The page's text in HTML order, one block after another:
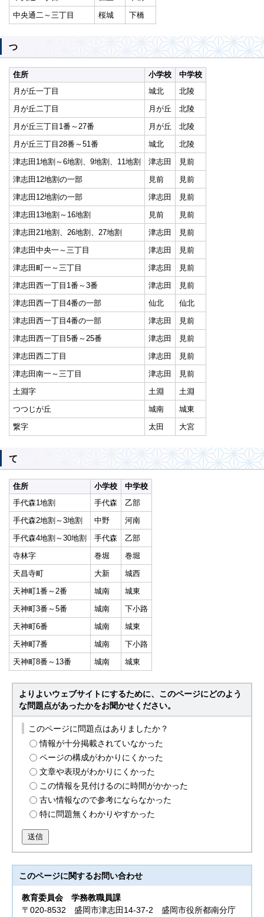
中央通二～三丁目
桜城 下橋
つ
住所 小学校
中学校
月が丘一丁目
城北
北陵
月が丘二丁目
月が丘
北陵
月が丘三丁目1番～27番
月が丘
北陵
月が丘三丁目28番～51番
城北
北陵
津志田1地割～6地割、9地割、11地割
津志田
見前
津志田12地割の一部
見前
見前
津志田12地割の一部
津志田
見前
津志田13地割～16地割
見前
見前
津志田21地割、26地割、27地割
津志田
見前
津志田中央一～三丁目
津志田
見前
津志田町一～三丁目
津志田
見前
津志田西一丁目1番～3番
津志田
見前
津志田西一丁目4番の一部
仙北
仙北
津志田西一丁目4番の一部
津志田
見前
津志田西一丁目5番～25番
津志田
見前
津志田西二丁目
津志田
見前
津志田南一～三丁目
津志田
見前
土淵字
土淵
土淵
つつじが丘
城南
城東
繋字
太田 大宮
て
住所 小学校
中学校
手代森1地割
手代森
乙部
手代森2地割～3地割
中野
河南
手代森4地割～30地割
手代森
乙部
寺林字
巻堀
巻堀
天昌寺町
大新
城西
天神町1番～2番
城南
城東
天神町3番～5番
城南
下小路
天神町6番
城南
城東
天神町7番
城南
下小路
天神町8番～13番
城南 城東
よりよいウェブサイトにするために、このページにどのよう
な問題点があったかをお聞かせください。
このページに問題点はありましたか？
情報が十分掲載されていなかった
ページの構成がわかりにくかった
文章や表現がわかりにくかった
この情報を見付けるのに時間がかかった
古い情報なので参考にならなかった
特に問題無くわかりやすかった
送信
このページに関するお問い合わせ
教育委員会学務教職員課
〒020-8532 盛岡市津志田14-37-2 盛岡市役所都南分庁